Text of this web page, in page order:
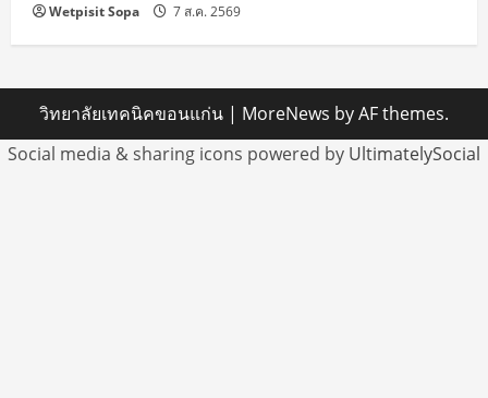
Wetpisit Sopa 7 ส.ค. 2569
วิทยาลัยเทคนิคขอนแก่น | MoreNews by AF themes.
Social media & sharing icons powered by UltimatelySocial